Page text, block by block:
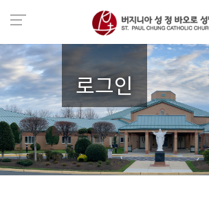
로그인